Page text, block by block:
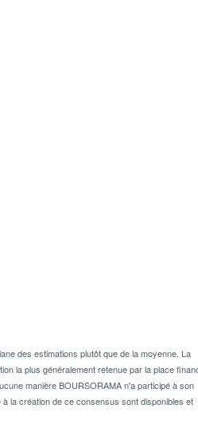
des estimations plutôt que de la moyenne. La
la plus généralement retenue par la place
manière BOURSORAMA n'a participé à son
la création de ce consensus sont disponibles et